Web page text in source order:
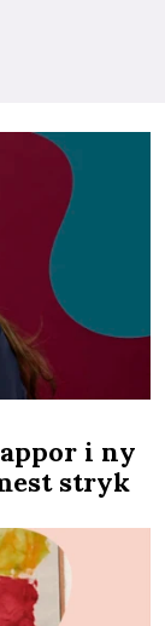
i ny
stryk